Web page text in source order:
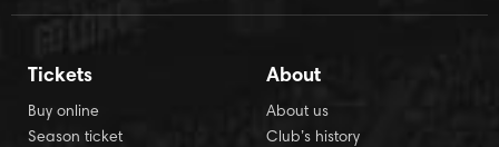
Tickets
Buy online
Season ticket
About
About us
Club’s history